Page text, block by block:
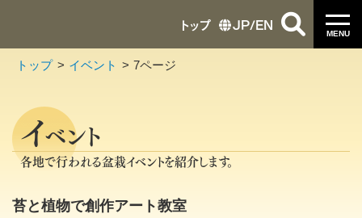
MENU
トップ JP/EN
トップ イベント 7ページ
イベント
各地で行われる盆栽イベントを紹介します。
苔と植物で創作アート教室